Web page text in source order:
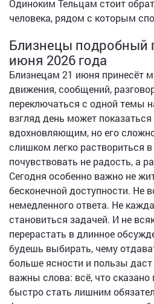
Одиноким Тельцам стоит
человека, рядом с которым
Близнецы подробный
июня 2026 года
Близнецам 21 июня принесёт
движения, сообщений,
переключаться с одной темы
взгляд день может
вдохновляющим, но его
слишком легко раствориться
почувствовать не радость, а
Сегодня особенно важно не
бесконечной доступности. Не
немедленного ответа. Не
становиться задачей. И не
перерастать в длинное
будешь выбирать, чему
больше ясности и пользы
важны слова: всё, что
быстро стать лишним